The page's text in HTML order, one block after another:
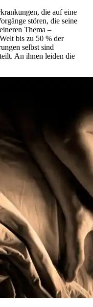
die auf eine
stören, die seine
Thema –
bis zu 50 % der
selbst sind
An ihnen leiden die